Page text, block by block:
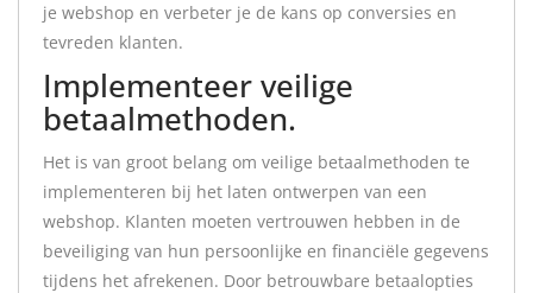
je webshop en verbeter je de kans op conversies en
tevreden klanten.
Implementeer veilige
betaalmethoden.
Het is van groot belang om veilige betaalmethoden te
implementeren bij het laten ontwerpen van een
webshop. Klanten moeten vertrouwen hebben in de
beveiliging van hun persoonlijke en financiële gegevens
tijdens het afrekenen. Door betrouwbare betaalopties